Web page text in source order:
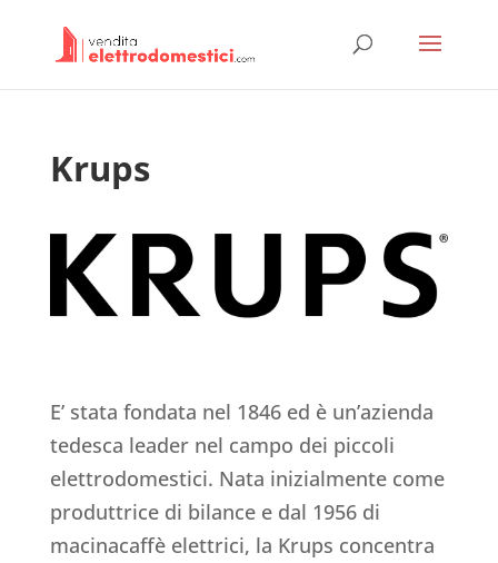
Krups
E’ stata fondata nel 1846 ed è un’azienda
tedesca leader nel campo dei piccoli
elettrodomestici. Nata inizialmente come
produttrice di bilance e dal 1956 di
macinacaffè elettrici, la Krups concentra